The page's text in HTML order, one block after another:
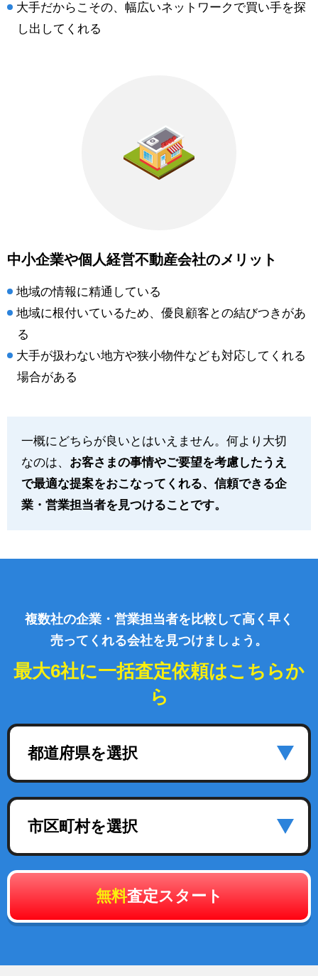
大手だからこその、幅広いネットワークで買い手を探
し出してくれる
中小企業や個人経営不動産会社のメリット
地域の情報に精通している
地域に根付いているため、優良顧客との結びつきがあ
る
大手が扱わない地方や狭小物件なども対応してくれる
場合がある
一概にどちらが良いとはいえません。何より大切
なのは、 お客さまの事情やご要望を考慮したうえ
で最適な提案をおこなってくれる、信頼できる企
業・営業担当者を見つけることです。
複数社の企業・営業担当者を比較して高く早く
売ってくれる会社を見つけましょう。
最大6社に一括査定依頼はこちらか
ら
都道府県を選択
市区町村を選択
無料査定スタート